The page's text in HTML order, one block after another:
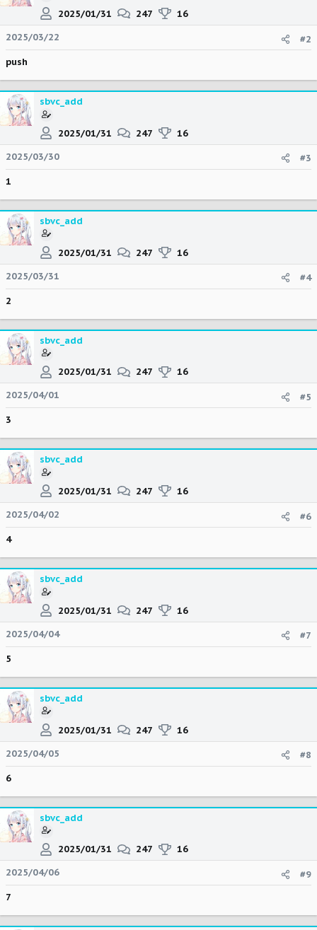
2025/01/31 247
16
2025/03/22
#2
push
sbvc_add
2025/01/31 247
16
2025/03/30
#3
1
sbvc_add
2025/01/31 247
16
2025/03/31
#4
2
sbvc_add
2025/01/31 247
16
2025/04/01
#5
3
sbvc_add
2025/01/31 247
16
2025/04/02
#6
4
sbvc_add
2025/01/31 247
16
2025/04/04
#7
5
sbvc_add
2025/01/31 247
16
2025/04/05
#8
6
sbvc_add
2025/01/31 247
16
2025/04/06
#9
7